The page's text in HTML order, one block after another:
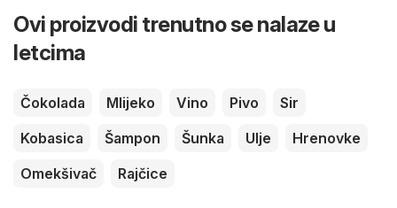
Ovi proizvodi trenutno se nalaze u
letcima
Čokolada Mlijeko Vino Pivo
Sir
Kobasica
Šampon Šunka Ulje
Hrenovke
Omekšivač
Rajčice